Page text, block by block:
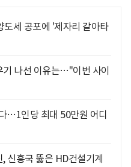
세 공포에 '제자리 갈아타
나선 이유는…"이번 사이
…1인당 최대 50만원 어디
신흥국 뚫은 HD건설기계